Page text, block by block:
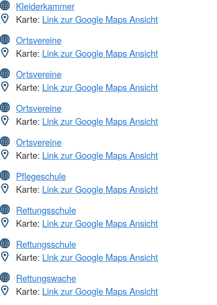
Kleiderkammer
Karte: Link zur Google Maps Ansicht
Ortsvereine
Karte: Link zur Google Maps Ansicht
Ortsvereine
Karte: Link zur Google Maps Ansicht
Ortsvereine
Karte: Link zur Google Maps Ansicht
Ortsvereine
Karte: Link zur Google Maps Ansicht
Pflegeschule
Karte: Link zur Google Maps Ansicht
Rettungsschule
Karte: Link zur Google Maps Ansicht
Rettungsschule
Karte: Link zur Google Maps Ansicht
Rettungswache
Karte: Link zur Google Maps Ansicht